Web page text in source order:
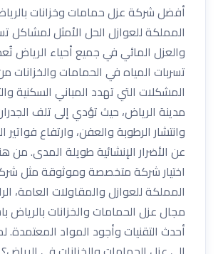
أفضل شركة عزل حمامات وخزانات
المملكة للعوازل الحل الأمثل لمشاكل
والعزل المائي في جميع أحياء الرياض
تسربات المياه في الحمامات والخزانات
المشكلات التي تهدد المباني السكنية
مدينة الرياض، حيث تؤدي إلى تلف
وانتشار الرطوبة والعفن، وارتفاع فواتير
عن الأضرار الإنشائية طويلة المدى. من
اختيار شركة متخصصة وموثوقة مثل
المملكة للعوازل والمقاولات العامة،
مجال عزل الحمامات والخزانات بالرياض
أحدث التقنيات وأجود المواد المعتمدة.